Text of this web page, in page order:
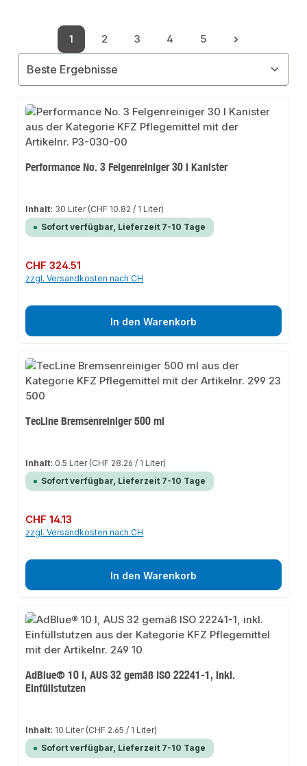
Seite
1
Seite
2
Seite
3
Seite
4
Seite
5
Performance No. 3 Felgenreiniger 30 l Kanister
Inhalt: 30 Liter (CHF 10.82 / 1 Liter)
Sofort verfügbar, Lieferzeit 7-10 Tage
Regulärer Preis:
CHF 324.51
zzgl. Versandkosten nach CH
In den Warenkorb
TecLine Bremsenreiniger 500 ml
Inhalt: 0.5 Liter (CHF 28.26 / 1 Liter)
Sofort verfügbar, Lieferzeit 7-10 Tage
Regulärer Preis:
CHF 14.13
zzgl. Versandkosten nach CH
In den Warenkorb
AdBlue® 10 l, AUS 32 gemäß ISO 22241-1, inkl.
Einfüllstutzen
Inhalt: 10 Liter (CHF 2.65 / 1 Liter)
Sofort verfügbar, Lieferzeit 7-10 Tage